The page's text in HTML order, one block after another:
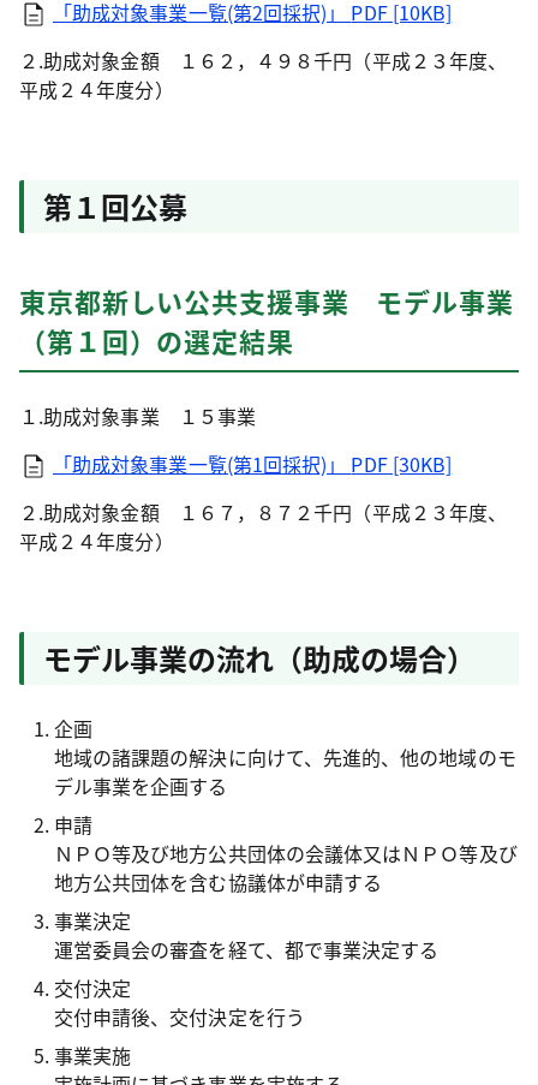
「助成対象事業一覧(第2回採択)」 PDF [10KB]
２.助成対象金額 １６２，４９８千円（平成２３年度、
平成２４年度分）
第１回公募
東京都新しい公共支援事業 モデル事業
（第１回）の選定結果
１.助成対象事業 １５事業
「助成対象事業一覧(第1回採択)」 PDF [30KB]
２.助成対象金額 １６７，８７２千円（平成２３年度、
平成２４年度分）
モデル事業の流れ（助成の場合）
企画
地域の諸課題の解決に向けて、先進的、他の地域のモ
デル事業を企画する
申請
ＮＰＯ等及び地方公共団体の会議体又はＮＰＯ等及び
地方公共団体を含む協議体が申請する
事業決定
運営委員会の審査を経て、都で事業決定する
交付決定
交付申請後、交付決定を行う
事業実施